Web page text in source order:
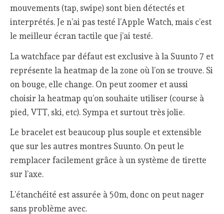
mouvements (tap, swipe) sont bien détectés et
interprétés. Je n’ai pas testé l’Apple Watch, mais c’est
le meilleur écran tactile que j’ai testé.
La watchface par défaut est exclusive à la Suunto 7 et
représente la heatmap de la zone où l’on se trouve. Si
on bouge, elle change. On peut zoomer et aussi
choisir la heatmap qu’on souhaite utiliser (course à
pied, VTT, ski, etc). Sympa et surtout très jolie.
Le bracelet est beaucoup plus souple et extensible
que sur les autres montres Suunto. On peut le
remplacer facilement grâce à un système de tirette
sur l’axe.
L’étanchéité est assurée à 50m, donc on peut nager
sans problème avec.